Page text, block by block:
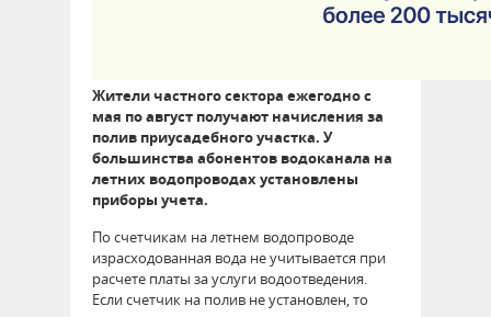
Жители частного сектора ежегодно с
мая по август получают начисления за
полив приусадебного участка. У
большинства абонентов водоканала на
летних водопроводах установлены
приборы учета.
По счетчикам на летнем водопроводе
израсходованная вода не учитывается при
расчете платы за услуги водоотведения.
Если счетчик на полив не установлен, то